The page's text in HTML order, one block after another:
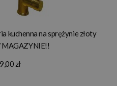
kuchenna na sprężynie złoty
zł